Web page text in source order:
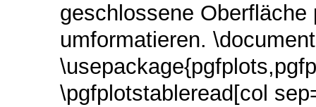
geschlossene
umformatieren.
\pgfplotstableread[col